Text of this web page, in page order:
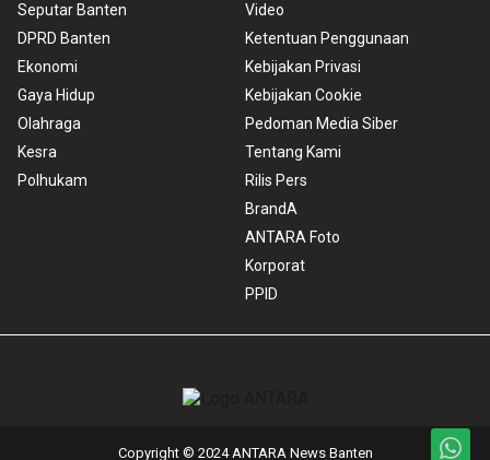
Seputar Banten
DPRD Banten
Ekonomi
Gaya Hidup
Olahraga
Kesra
Polhukam
Video
Ketentuan Penggunaan
Kebijakan Privasi
Kebijakan Cookie
Pedoman Media Siber
Tentang Kami
Rilis Pers
BrandA
ANTARA Foto
Korporat
PPID
Copyright © 2024 ANTARA News Banten